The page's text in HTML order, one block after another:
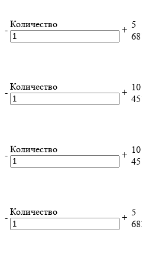
-
Количество
+ 5
-
Количество
+ 10
-
Количество
+ 10
-
Количество
+ 5